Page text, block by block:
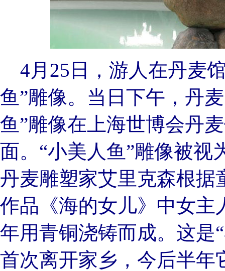
4月25日，游人在丹麦
鱼”雕像。当日下午，丹
鱼”雕像在上海世博会丹
面。“小美人鱼”雕像被视
丹麦雕塑家艾里克森根据
作品《海的女儿》中女主
年用青铜浇铸而成。这是
首次离开家乡，今后半年